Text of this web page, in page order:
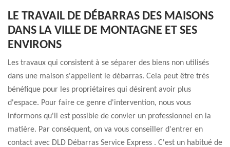
LE TRAVAIL DE DÉBARRAS DES MAISONS
DANS LA VILLE DE MONTAGNE ET SES
ENVIRONS
Les travaux qui consistent à se séparer des biens non utilisés
dans une maison s'appellent le débarras. Cela peut être très
bénéfique pour les propriétaires qui désirent avoir plus
d'espace. Pour faire ce genre d'intervention, nous vous
informons qu'il est possible de convier un professionnel en la
matière. Par conséquent, on va vous conseiller d'entrer en
contact avec DLD Débarras Service Express . C'est un habitué de